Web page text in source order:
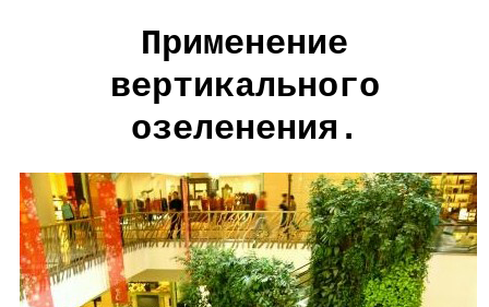
Применение
вертикального
озеленения.